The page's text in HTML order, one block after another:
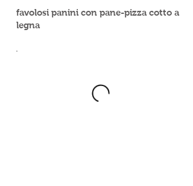
favolosi panini con pane-pizza cotto a
legna